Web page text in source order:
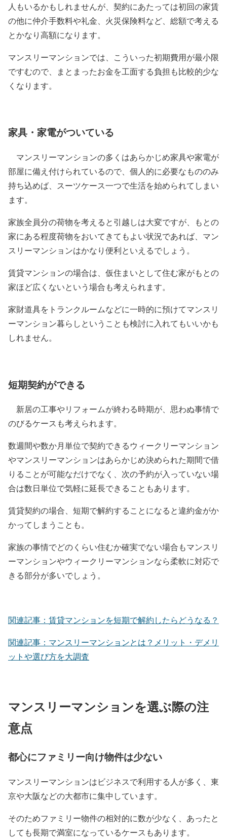
人もいるかもしれませんが、契約にあたっては初回の家賃
の他に仲介手数料や礼金、火災保険料など、総額で考える
とかなり高額になります。
マンスリーマンションでは、こういった初期費用が最小限
ですむので、まとまったお金を工面する負担も比較的少な
くなります。
家具・家電がついている
マンスリーマンションの多くはあらかじめ家具や家電が
部屋に備え付けられているので、個人的に必要なもののみ
持ち込めば、スーツケース一つで生活を始められてしまい
ます。
家族全員分の荷物を考えると引越しは大変ですが、もとの
家にある程度荷物をおいてきてもよい状況であれば、マン
スリーマンションはかなり便利といえるでしょう。
賃貸マンションの場合は、仮住まいとして住む家がもとの
家ほど広くないという場合も考えられます。
家財道具をトランクルームなどに一時的に預けてマンスリ
ーマンション暮らしということも検討に入れてもいいかも
しれません。
短期契約ができる
新居の工事やリフォームが終わる時期が、思わぬ事情で
のびるケースも考えられます。
数週間や数か月単位で契約できるウィークリーマンション
やマンスリーマンションはあらかじめ決められた期間で借
りることが可能なだけでなく、次の予約が入っていない場
合は数日単位で気軽に延長できることもあります。
賃貸契約の場合、短期で解約することになると違約金がか
かってしまうことも。
家族の事情でどのくらい住むか確実でない場合もマンスリ
ーマンションやウィークリーマンションなら柔軟に対応で
きる部分が多いでしょう。
関連記事：賃貸マンションを短期で解約したらどうなる？
関連記事：マンスリーマンションとは？メリット・デメリ
ットや選び方を大調査
マンスリーマンションを選ぶ際の注
意点
都心にファミリー向け物件は少ない
マンスリーマンションはビジネスで利用する人が多く、東
京や大阪などの大都市に集中しています。
そのためファミリー物件の相対的に数が少なく、あったと
しても長期で満室になっているケースもあります。